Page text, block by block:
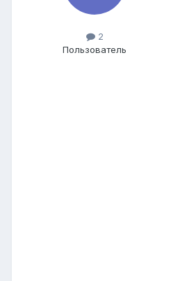
2
Пользователь